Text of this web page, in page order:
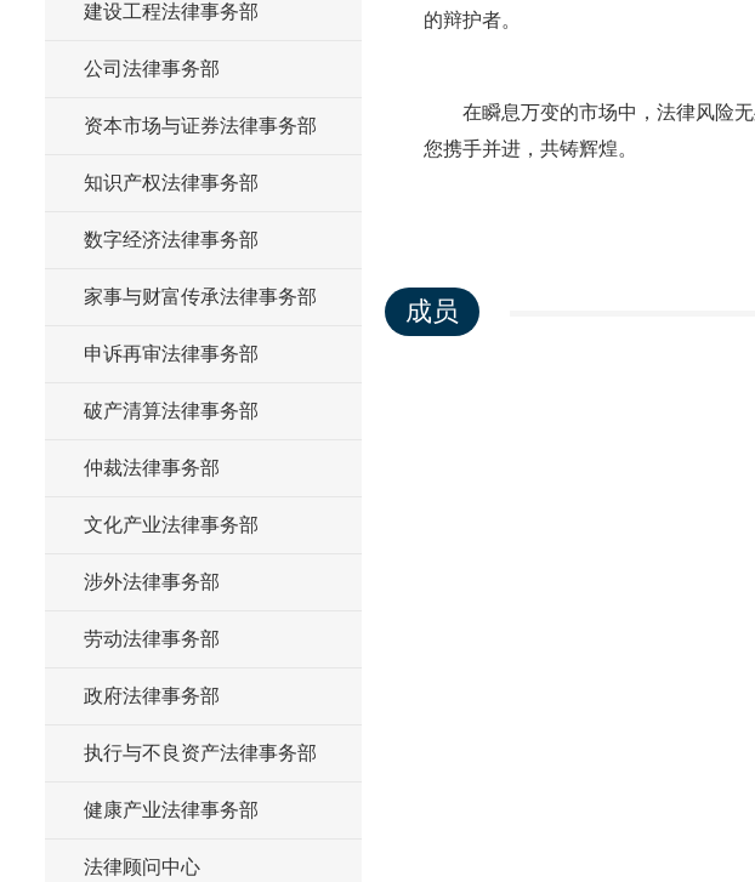
建设工程法律事务部
公司法律事务部
资本市场与证券法律事务部
知识产权法律事务部
数字经济法律事务部
家事与财富传承法律事务部
申诉再审法律事务部
破产清算法律事务部
仲裁法律事务部
文化产业法律事务部
涉外法律事务部
劳动法律事务部
政府法律事务部
执行与不良资产法律事务部
健康产业法律事务部
法律顾问中心
的辩护者。
在瞬息万变的市场中，法律风险
您携手并进，共铸辉煌。
成员